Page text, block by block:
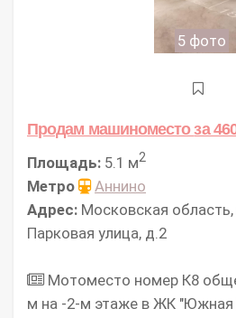
5 фото
Продам машиноместоза
Площадь: 5.1 м2
Метро
Аннино
Адрес: Московская
Парковая улица, д.2
Мотоместо номер К8
м на -2-м этаже в ЖК "Южная